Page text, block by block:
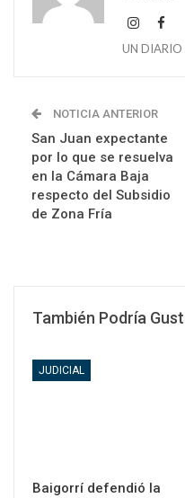
UN DIARIO
NOTICIA ANTERIOR
San Juan expectante
por lo que se resuelva
en la Cámara Baja
respecto del Subsidio
de Zona Fría
También Podría
JUDICIAL
Baigorrí defendió la